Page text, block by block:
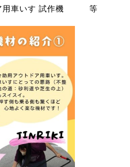
用車いす 試作機 等